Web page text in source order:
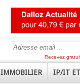
Recevez
IMMOBILIER IP/IT